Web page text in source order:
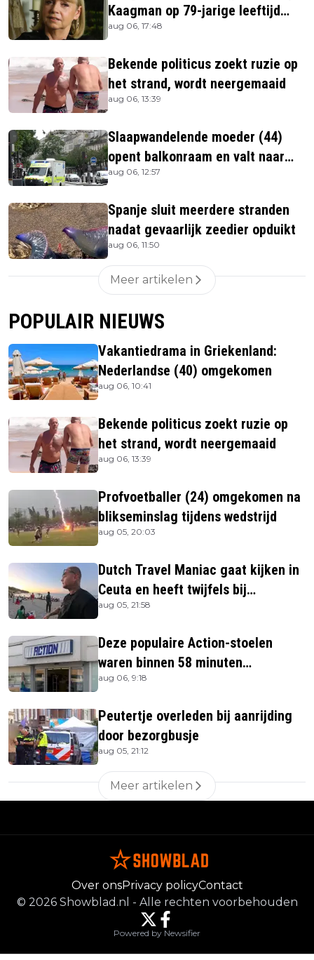
Kaagman op 79-jarige leeftijd
overleden
aug 06, 17:48
Bekende politicus zoekt ruzie op
het strand, wordt neergemaaid
aug 06, 13:39
Slaapwandelende moeder (44)
opent balkonraam en valt naar
beneden
aug 06, 12:57
Spanje sluit meerdere stranden
nadat gevaarlijk zeedier opduikt
aug 06, 11:50
Meer artikelen
POPULAIR NIEUWS
Vakantiedrama in Griekenland:
Nederlandse (40) omgekomen
aug 06, 10:41
Bekende politicus zoekt ruzie op
het strand, wordt neergemaaid
aug 06, 13:39
Profvoetballer (24) omgekomen na
blikseminslag tijdens wedstrijd
aug 05, 20:03
Dutch Travel Maniac gaat kijken in
Ceuta en heeft twijfels bij
berichtgeving media
aug 05, 21:58
Deze populaire Action-stoelen
waren binnen 58 minuten
uitverkocht zijn vandaag weer te
aug 06, 9:18
Peutertje overleden bij aanrijding
door bezorgbusje
aug 05, 21:12
Meer artikelen
Over onsPrivacy policyContact
© 2026 Showblad.nl - Alle rechten voorbehouden
Powered by Newsifier